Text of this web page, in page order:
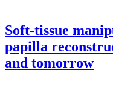
Soft-tissue
papilla
and tomorrow